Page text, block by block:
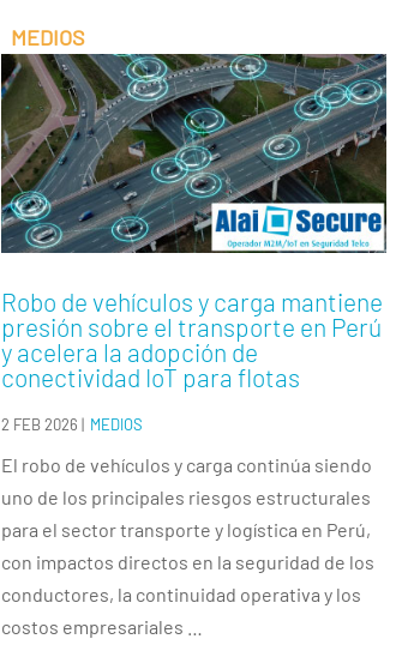
Robo de vehículos y carga mantiene
presión sobre el transporte en Perú
y acelera la adopción de
conectividad IoT para flotas
2 FEB 2026 | MEDIOS
El robo de vehículos y carga continúa siendo
uno de los principales riesgos estructurales
para el sector transporte y logística en Perú,
con impactos directos en la seguridad de los
conductores, la continuidad operativa y los
costos empresariales …